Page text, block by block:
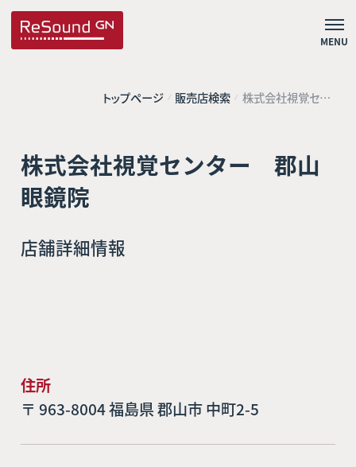
MENU
トップページ 販売店検索 株式会社視覚セン
ター 郡山眼鏡院
株式会社視覚センター 郡山
眼鏡院
店舗詳細情報
住所
〒 963-8004 福島県 郡山市 中町2-5